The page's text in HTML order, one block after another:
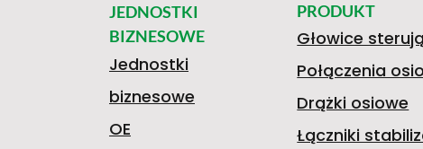
JEDNOSTKI
BIZNESOWE
Jednostki
biznesowe
OE
PRODUKT
Głowice
Połączenia
Drążki osiowe
Łączniki